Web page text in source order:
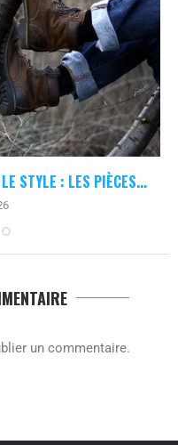
LE STYLE : LES PIÈCES...
un commentaire.